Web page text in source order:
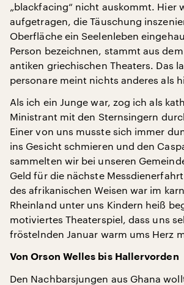
„blackfacing“ nicht auskommt. Hier
aufgetragen, die Täuschung
Oberfläche ein Seelenleben
Person bezeichnen, stammt aus
antiken griechischen Theaters. Das
personare meint nichts anderes als
Als ich ein Junge war, zog ich als
Ministrant mit den Sternsingern
Einer von uns musste sich immer
ins Gesicht schmieren und den
sammelten wir bei unseren
Geld für die nächste
des afrikanischen Weisen war im
Rheinland unter uns Kindern heiß
motiviertes Theaterspiel, dass uns
fröstelnden Januar warm ums Herz
Von Orson Welles bis Hallervorden
Den Nachbarsjungen aus Ghana